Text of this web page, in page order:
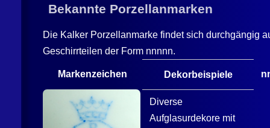
Bekannte Porzellanmarken
Die Kalker Porzellanmarke findet sich durchgängig
Geschirrteilen der Form nnnnn.
Markenzeichen Dekorbeispiele
Diverse
Aufglasurdekore mit